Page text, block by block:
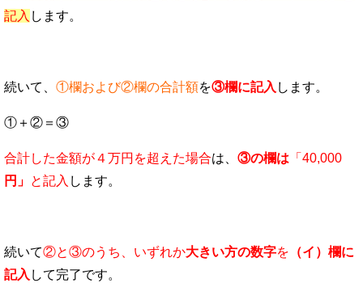
記入 します。
続いて、 ①欄および②欄の合計額を③欄に記入 します。
①＋②＝③
合計した金額が４万円を超えた場合は、 ③の欄は 「40,000
円」 と記入 します。
続いて②と③のうち、いずれか大きい方の数字を （イ）欄に
記入 して完了です。